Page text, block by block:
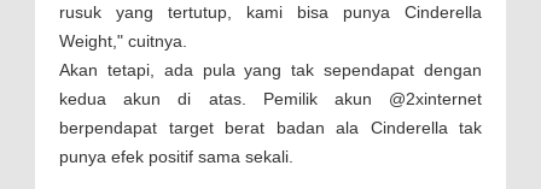
rusuk yang tertutup, kami bisa punya Cinderella
Weight," cuitnya.
Akan tetapi, ada pula yang tak sependapat dengan
kedua akun di atas. Pemilik akun @2xinternet
berpendapat target berat badan ala Cinderella tak
punya efek positif sama sekali.